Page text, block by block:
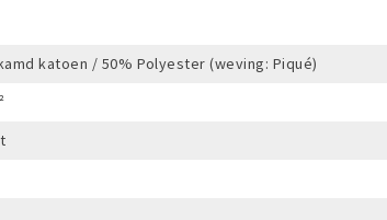
katoen / 50% Polyester (weving: Piqué)